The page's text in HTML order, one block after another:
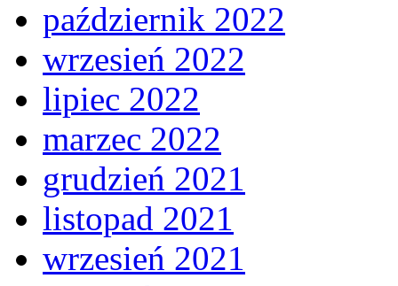
październik 2022
wrzesień 2022
lipiec 2022
marzec 2022
grudzień 2021
listopad 2021
wrzesień 2021